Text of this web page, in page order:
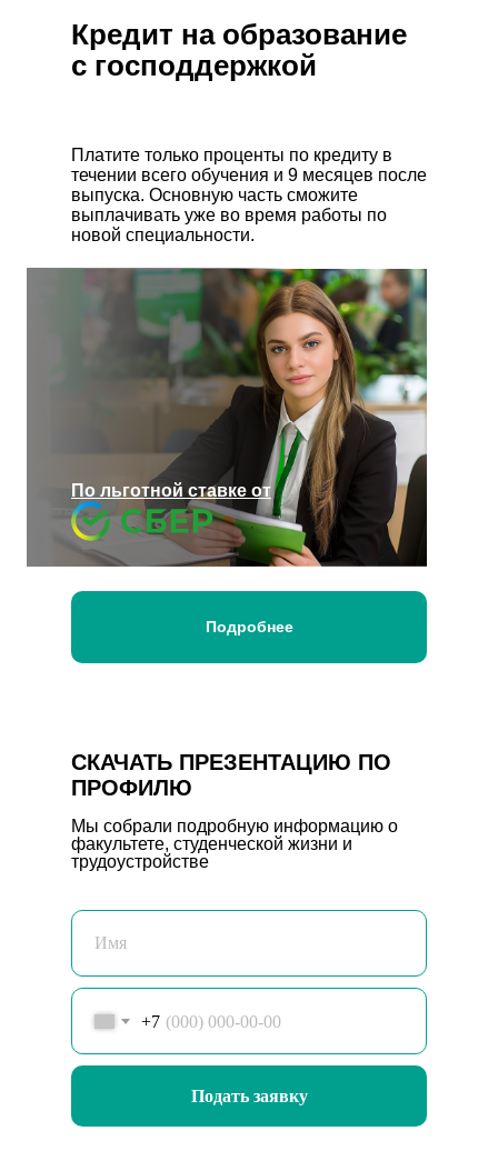
Кредит на образование
с господдержкой
Платите только проценты по кредиту в
течении всего обучения и 9 месяцев после
выпуска. Основную часть сможите
выплачивать уже во время работы по
новой специальности.
По льготной ставке от
Подробнее
СКАЧАТЬ ПРЕЗЕНТАЦИЮ ПО
ПРОФИЛЮ
Мы собрали подробную информацию о
факультете, студенческой жизни и
трудоустройстве
+7
Подать заявку